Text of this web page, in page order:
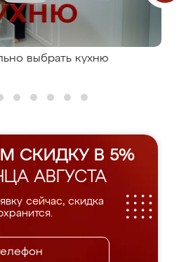
выбрать кухню
СКИДКУ В 5%
АВГУСТА
сейчас, скидка